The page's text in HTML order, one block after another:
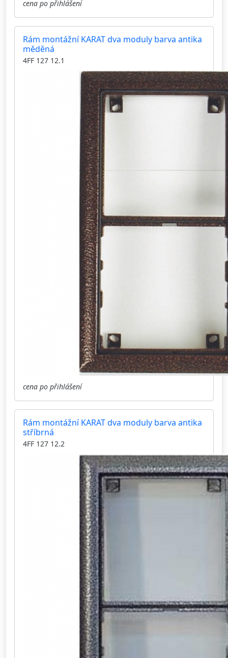
cena po přihlášení
Rám montážní KARAT dva moduly barva antika
měděná
4FF 127 12.1
cena po přihlášení
Rám montážní KARAT dva moduly barva antika
stříbrná
4FF 127 12.2